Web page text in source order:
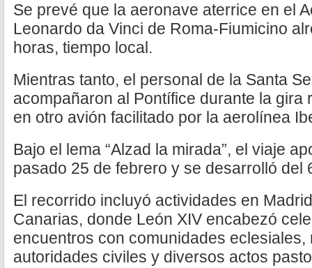
Se prevé que la aeronave aterrice en el
Leonardo da Vinci de Roma-Fiumicino
horas, tiempo local.
Mientras tanto, el personal de la Santa
acompañaron al Pontífice durante la gira
en otro avión facilitado por la aerolínea
Bajo el lema “Alzad la mirada”, el viaje
pasado 25 de febrero y se desarrolló del
El recorrido incluyó actividades en
Canarias, donde León XIV encabezó
encuentros con comunidades eclesiales,
autoridades civiles y diversos actos